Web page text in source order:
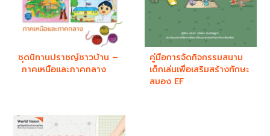
ชุดนิทานปราชญ์ชาวบ้าน –
ภาคเหนือและภาคกลาง
คู่มือการจัดกิจกรรมสนาม
เด็กเล่นเพื่อเสริมสร้างทักษะ
สมอง EF